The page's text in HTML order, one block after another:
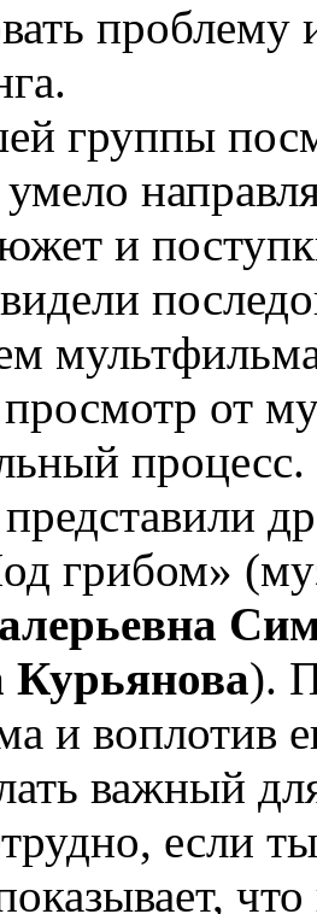
проблему
группы
и
от
процесс.
грибом»
Курьянова).
и воплотив
важный
если